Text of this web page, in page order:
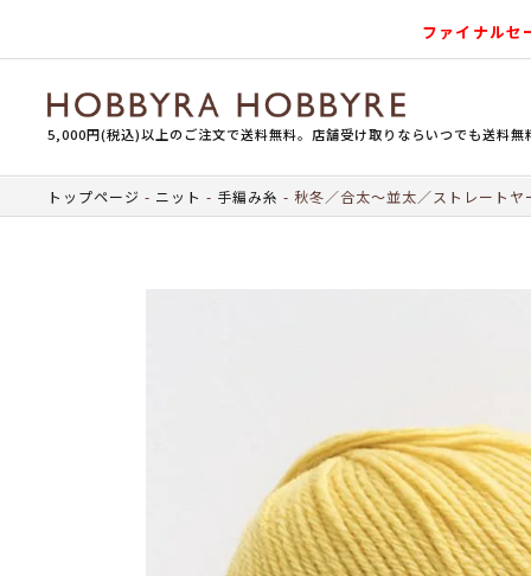
ファイナル
5,000円(税込)以上のご注文で送料無料。店舗受け取りならいつでも送料無
トップページ ニット 手編み糸 秋冬／合太～並太／ストレートヤ